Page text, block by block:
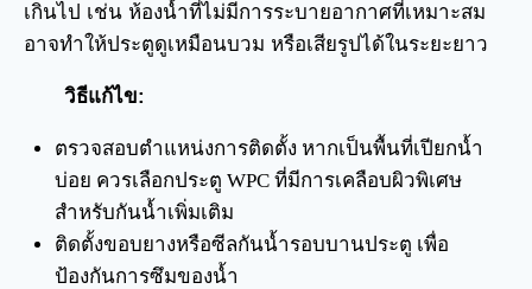
เกินไป เช่น ห้องน้ำที่ไม่มีการระบายอากาศที่เหมาะสม
อาจทำให้ประตูดูเหมือนบวม หรือเสียรูปได้ในระยะยาว
วิธีแก้ไข:
ตรวจสอบตำแหน่งการติดตั้ง หากเป็นพื้นที่เปียกน้ำ
บ่อย ควรเลือกประตู WPC ที่มีการเคลือบผิวพิเศษ
สำหรับกันน้ำเพิ่มเติม
ติดตั้งขอบยางหรือซีลกันน้ำรอบบานประตู เพื่อ
ป้องกันการซึมของน้ำ